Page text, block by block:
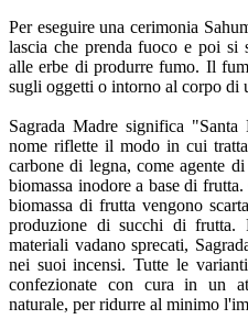
Per eseguire una cerimonia
lascia che prenda fuoco e poi si
alle erbe di produrre fumo. Il
sugli oggetti o intorno al corpo di
Sagrada Madre significa
nome riflette il modo in cui
carbone di legna, come agente
biomassa inodore a base di
biomassa di frutta vengono
produzione di succhi di frutta.
materiali vadano sprecati,
nei suoi incensi. Tutte le
confezionate con cura in un
naturale, per ridurre al minimo